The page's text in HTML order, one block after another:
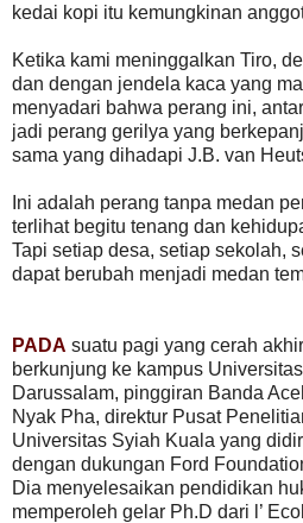
kedai kopi itu kemungkinan
Ketika kami meninggalkan Tiro,
dan dengan jendela kaca yang
menyadari bahwa perang ini,
jadi perang gerilya yang
sama yang dihadapi J.B. van
Ini adalah perang tanpa medan
terlihat begitu tenang dan
Tapi setiap desa, setiap sekolah,
dapat berubah menjadi medan
PADA suatu pagi yang cerah
berkunjung ke kampus
Darussalam, pinggiran Banda
Nyak Pha, direktur Pusat
Universitas Syiah Kuala yang
dengan dukungan Ford
Dia menyelesaikan pendidikan
memperoleh gelar Ph.D dari l’